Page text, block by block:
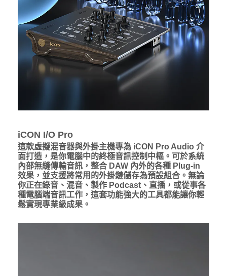
iCON I/O Pro
這款虛擬混音器與外掛主機專為 iCON Pro Audio 介
面打造，是你電腦中的終極音訊控制中樞。可於系統
內部無縫傳輸音訊，整合 DAW 內外的各種 Plug-in
效果，並支援將常用的外掛鏈儲存為預設組合。無論
你正在錄音、混音、製作 Podcast、直播，或從事各
種電腦端音訊工作，這套功能強大的工具都能讓你輕
鬆實現專業級成果。